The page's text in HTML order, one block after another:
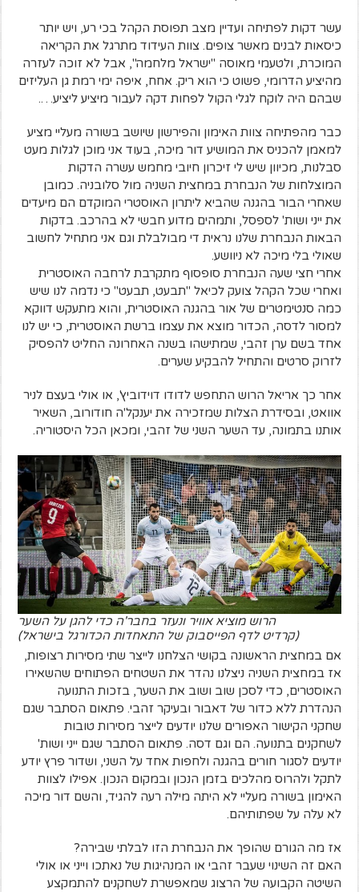
עשר דקות לפתיחה ועדיין מצב תפוסת הקהל בכי רע, ויש יותר
כיסאות לבנים מאשר צופים. צוות העידוד מתרגל את הקריאה
המוכרת, ולטעמי מאוסה "ישראל מלחמה", אבל לא זוכה לעזרה
מהיציע הדרומי, פשוט כי הוא ריק. אחח, איפה ימי רמת גן העליזים
שבהם היה לוקח לגלי הקול לפחות דקה לעבור מיציע ליציע….
כבר מהפתיחה צוות האימון והפירשון שיושב בשורה מעליי מציע
למאמן להכניס את המושיע דור מיכה, בעוד אני מוכן לגלות מעט
סבלנות, מכיוון שיש לי זיכרון חיובי מחמש עשרה הדקות
המוצלחות של הנבחרת במחצית השניה מול סלובניה. כמובן
שאחרי הבור בהגנה שהביא ליתרון האוסטרי המוקדם הם מיעדים
את ייני ושות' לספסל, ותמהים מדוע חבשי לא בהרכב. בדקות
הבאות הנבחרת שלנו נראית די מבולבלת וגם אני מתחיל לחשוב
שאולי בלי מיכה לא ניוושע.
אחרי חצי שעה הנבחרת סופסוף מתקרבת לרחבה האוסטרית
ואחרי שכל הקהל צועק לכיאל "תבעט, תבעט" כי נדמה לנו שיש
כמה סנטימטרים של אור בהגנה האוסטרית, והוא מתעקש דווקא
למסור לדסה, הכדור מוצא את עצמו ברשת האוסטרית, כי יש לנו
אחד בשם ערן זהבי, שמתישהו בשנה האחרונה החליט להפסיק
לזרוק סרטים והתחיל להבקיע שערים.
אחר כך אריאל הרוש התחפש לדודו דוידוביץ', או אולי בעצם לניר
אוואט, ובסידרת הצלות שמזכירה את יענקל'ה חודורוב, השאיר
אותנו בתמונה, עד השער השני של זהבי, ומכאן הכל היסטוריה.
הרוש מוציא אוויר ונעזר בחבר'ה כדי להגן על השער
(קרדיט לדף הפייסבוק של התאחדות הכדורגל בישראל)
אם במחצית הראשונה בקושי הצלחנו לייצר שתי מסירות רצופות,
אז במחצית השניה ניצלנו נהדר את השטחים הפתוחים שהשאירו
האוסטרים, כדי לסכן שוב ושוב את השער, בזכות התנועה
הנהדרת ללא כדור של דאבור ובעיקר זהבי. פתאום הסתבר שגם
שחקני הקישור האפורים שלנו יודעים לייצר מסירות טובות
לשחקנים בתנועה. הם וגם דסה. פתאום הסתבר שגם ייני ושות'
יודעים לסגור חורים בהגנה ולחפות אחד על השני, ושדור פרץ יודע
לתקל ולהרוס מהלכים בזמן הנכון ובמקום הנכון. אפילו לצוות
האימון בשורה מעליי לא היתה מילה רעה להגיד, והשם דור מיכה
לא עלה על שפתותיהם.
אז מה הגורם שהופך את הנבחרת הזו לבלתי שבירה?
האם זה השינוי שעבר זהבי או המנהיגות של נאתכו וייני או אולי
השיטה הקבועה של הרצוג שמאפשרת לשחקנים להתמקצע